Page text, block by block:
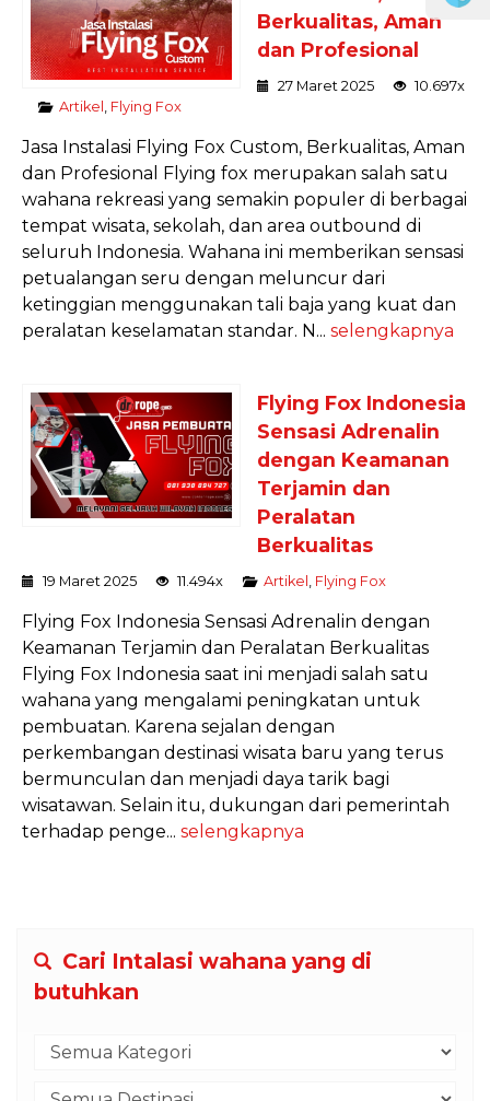
Berkualitas, Aman
dan Profesional
27 Maret 2025
10.697x
Artikel
Flying Fox
Jasa Instalasi Flying Fox Custom, Berkualitas, Aman
dan Profesional Flying fox merupakan salah satu
wahana rekreasi yang semakin populer di berbagai
tempat wisata, sekolah, dan area outbound di
seluruh Indonesia. Wahana ini memberikan sensasi
petualangan seru dengan meluncur dari
ketinggian menggunakan tali baja yang kuat dan
peralatan keselamatan standar. N... selengkapnya
Flying Fox Indonesia
Sensasi Adrenalin
dengan Keamanan
Terjamin dan
Peralatan
Berkualitas
19 Maret 2025 11.494x Artikel Flying Fox
Flying Fox Indonesia Sensasi Adrenalin dengan
Keamanan Terjamin dan Peralatan Berkualitas
Flying Fox Indonesia saat ini menjadi salah satu
wahana yang mengalami peningkatan untuk
pembuatan. Karena sejalan dengan
perkembangan destinasi wisata baru yang terus
bermunculan dan menjadi daya tarik bagi
wisatawan. Selain itu, dukungan dari pemerintah
terhadap penge... selengkapnya
Cari Intalasi wahana yang di
butuhkan